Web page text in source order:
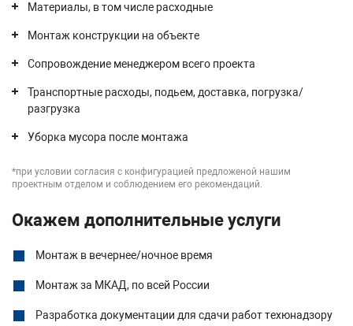
Материалы, в том числе расходные
Монтаж конструкции на объекте
Сопровождение менеджером всего проекта
Транспортные расходы, подьем, доставка, погрузка/
разгрузка
Уборка мусора после монтажа
*при условии согласия с конфигурацией предложеной нашим
проектным отделом и соблюдением его рекомендаций.
Окажем дополнительные услуги
Монтаж в вечернее/ночное время
Монтаж за МКАД, по всей России
Разработка документации для сдачи работ техюнадзору